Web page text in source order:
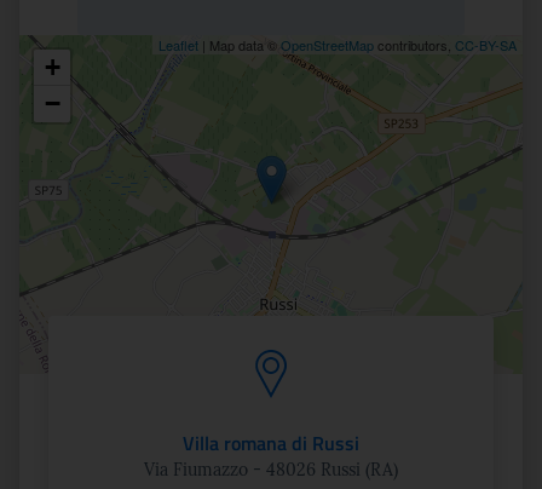
Posizione
+
−
Leaflet | Map data © OpenStreetMapcontributors, CC-BY-SA
Villa romana di Russi
Via Fiumazzo - 48026 Russi (RA)